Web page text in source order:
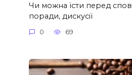
Чи можна їсти перед
поради, дискусії
0 69